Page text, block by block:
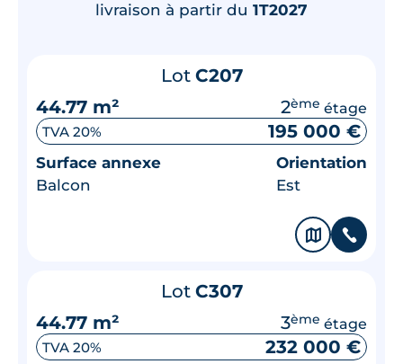
livraison à partir du 1T2027
Lot C207
44.77 m²
2ème étage
TVA 20% 195 000 €
Surface annexe
Balcon
Orientation
Est
🗞 📞
Lot C307
44.77 m²
3ème étage
TVA 20% 232 000 €